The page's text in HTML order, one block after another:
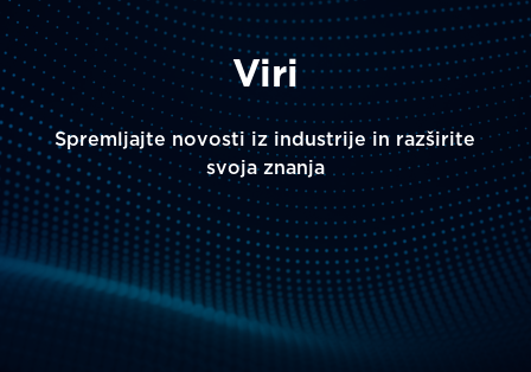
Viri
Spremljajte novosti iz industrije in razširite
svoja znanja